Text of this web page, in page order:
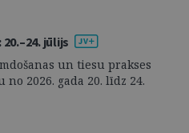
jūlijs
un tiesu prakses
2026. gada 20. līdz 24.